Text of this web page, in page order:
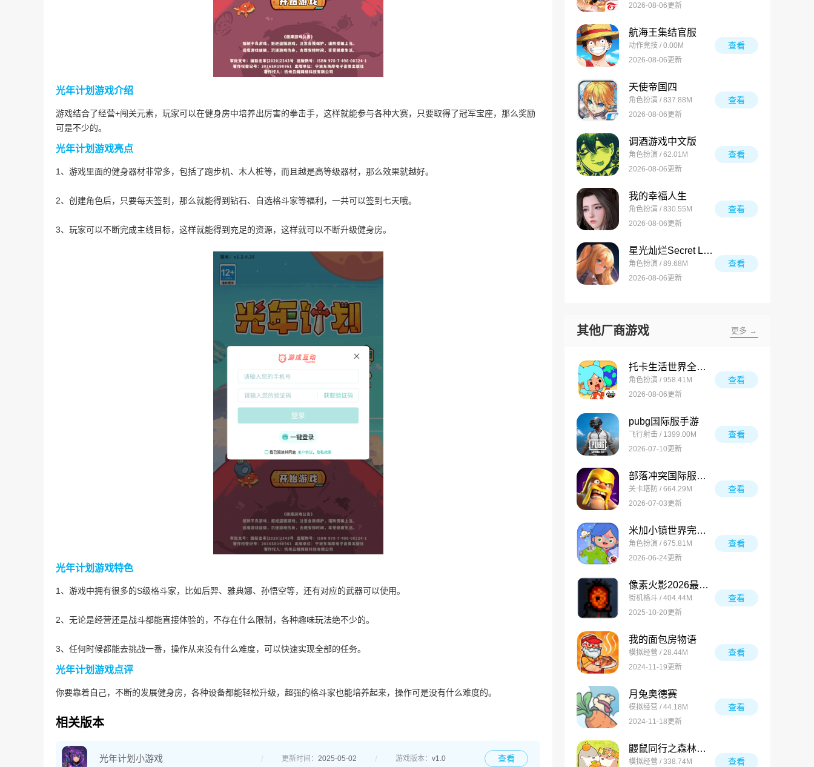
光年计划游戏介绍
游戏结合了经营+闯关元素，玩家可以在健身房中培养出厉害的拳击手，这样就能参与各种大赛，只要取得了冠军宝座，那么奖励
可是不少的。
光年计划游戏亮点
1、游戏里面的健身器材非常多，包括了跑步机、木人桩等，而且越是高等级器材，那么效果就越好。
2、创建角色后，只要每天签到，那么就能得到钻石、自选格斗家等福利，一共可以签到七天哦。
3、玩家可以不断完成主线目标，这样就能得到充足的资源，这样就可以不断升级健身房。
光年计划游戏特色
1、游戏中拥有很多的S级格斗家，比如后羿、雅典娜、孙悟空等，还有对应的武器可以使用。
2、无论是经营还是战斗都能直接体验的，不存在什么限制，各种趣味玩法绝不少的。
3、任何时候都能去挑战一番，操作从来没有什么难度，可以快速实现全部的任务。
光年计划游戏点评
你要靠着自己，不断的发展健身房，各种设备都能轻松升级，超强的格斗家也能培养起来，操作可是没有什么难度的。
相关版本
光年计划小游戏 更新时间： 2025-05-02 游戏版本： v1.0 查看
2026-08-06更新
航海王集结官服
动作竞技 / 0.00M
2026-08-06更新
查看
天使帝国四
角色扮演 / 837.88M
2026-08-06更新
查看
调酒游戏中文版
角色扮演 / 62.01M
2026-08-06更新
查看
我的幸福人生
角色扮演 / 830.55M
2026-08-06更新
查看
星光灿烂Secret Love
角色扮演 / 89.68M
2026-08-06更新
查看
其他厂商游戏 更多 →
托卡生活世界全解锁版
角色扮演 / 958.41M
2026-08-06更新
查看
pubg国际服手游
飞行射击 / 1399.00M
2026-07-10更新
查看
部落冲突国际服最新版
关卡塔防 / 664.29M
2026-07-03更新
查看
米加小镇世界完整版
角色扮演 / 675.81M
2026-06-24更新
查看
像素火影2026最新版
街机格斗 / 404.44M
2025-10-20更新
查看
我的面包房物语
模拟经营 / 28.44M
2024-11-19更新
查看
月兔奥德赛
模拟经营 / 44.18M
2024-11-18更新
查看
鼹鼠同行之森林之家万圣节版
模拟经营 / 338.74M
查看